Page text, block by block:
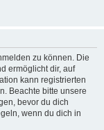
zu können. Die
ermöglicht dir, auf
kann registrierten
Beachte bitte unsere
bevor du dich
wenn du dich in